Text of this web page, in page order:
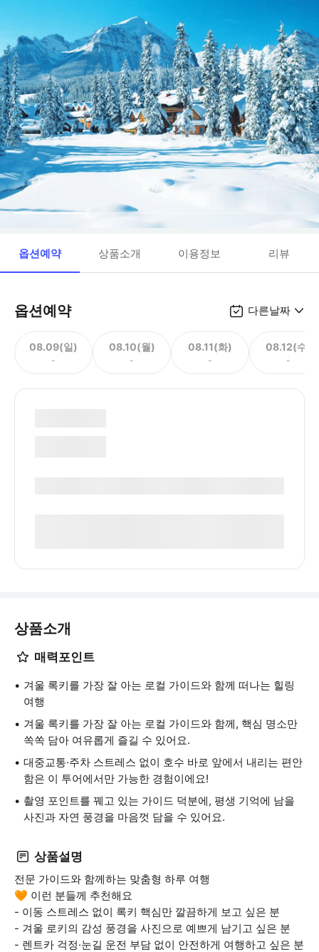
옵션예약 상품소개 이용정보 리뷰
옵션예약 다른날짜
08.09(일)
-
08.10(월)
-
08.11(화)
-
08.12(수)
-
상품소개
매력포인트
겨울 록키를 가장 잘 아는 로컬 가이드와 함께 떠나는 힐링
여행
겨울 록키를 가장 잘 아는 로컬 가이드와 함께, 핵심 명소만
쏙쏙 담아 여유롭게 즐길 수 있어요.
대중교통·주차 스트레스 없이 호수 바로 앞에서 내리는 편안
함은 이 투어에서만 가능한 경험이에요!
촬영 포인트를 꿰고 있는 가이드 덕분에, 평생 기억에 남을
사진과 자연 풍경을 마음껏 담을 수 있어요.
상품설명
전문 가이드와 함께하는 맞춤형 하루 여행
🧡 이런 분들께 추천해요
- 이동 스트레스 없이 록키 핵심만 깔끔하게 보고 싶은 분
- 겨울 로키의 감성 풍경을 사진으로 예쁘게 남기고 싶은 분
- 렌트카 걱정·눈길 운전 부담 없이 안전하게 여행하고 싶은 분